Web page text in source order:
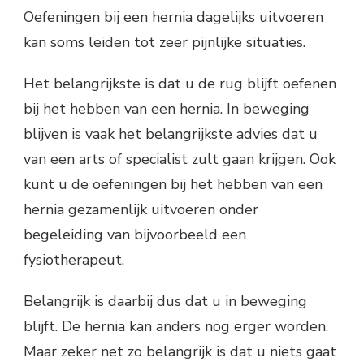
Oefeningen bij een hernia dagelijks uitvoeren
kan soms leiden tot zeer pijnlijke situaties.
Het belangrijkste is dat u de rug blijft oefenen
bij het hebben van een hernia. In beweging
blijven is vaak het belangrijkste advies dat u
van een arts of specialist zult gaan krijgen. Ook
kunt u de oefeningen bij het hebben van een
hernia gezamenlijk uitvoeren onder
begeleiding van bijvoorbeeld een
fysiotherapeut.
Belangrijk is daarbij dus dat u in beweging
blijft. De hernia kan anders nog erger worden.
Maar zeker net zo belangrijk is dat u niets gaat